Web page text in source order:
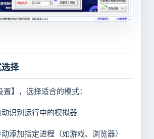
择
】，选择适合的模式：
识别运行中的模拟器
添加指定进程（如游戏、浏览器）